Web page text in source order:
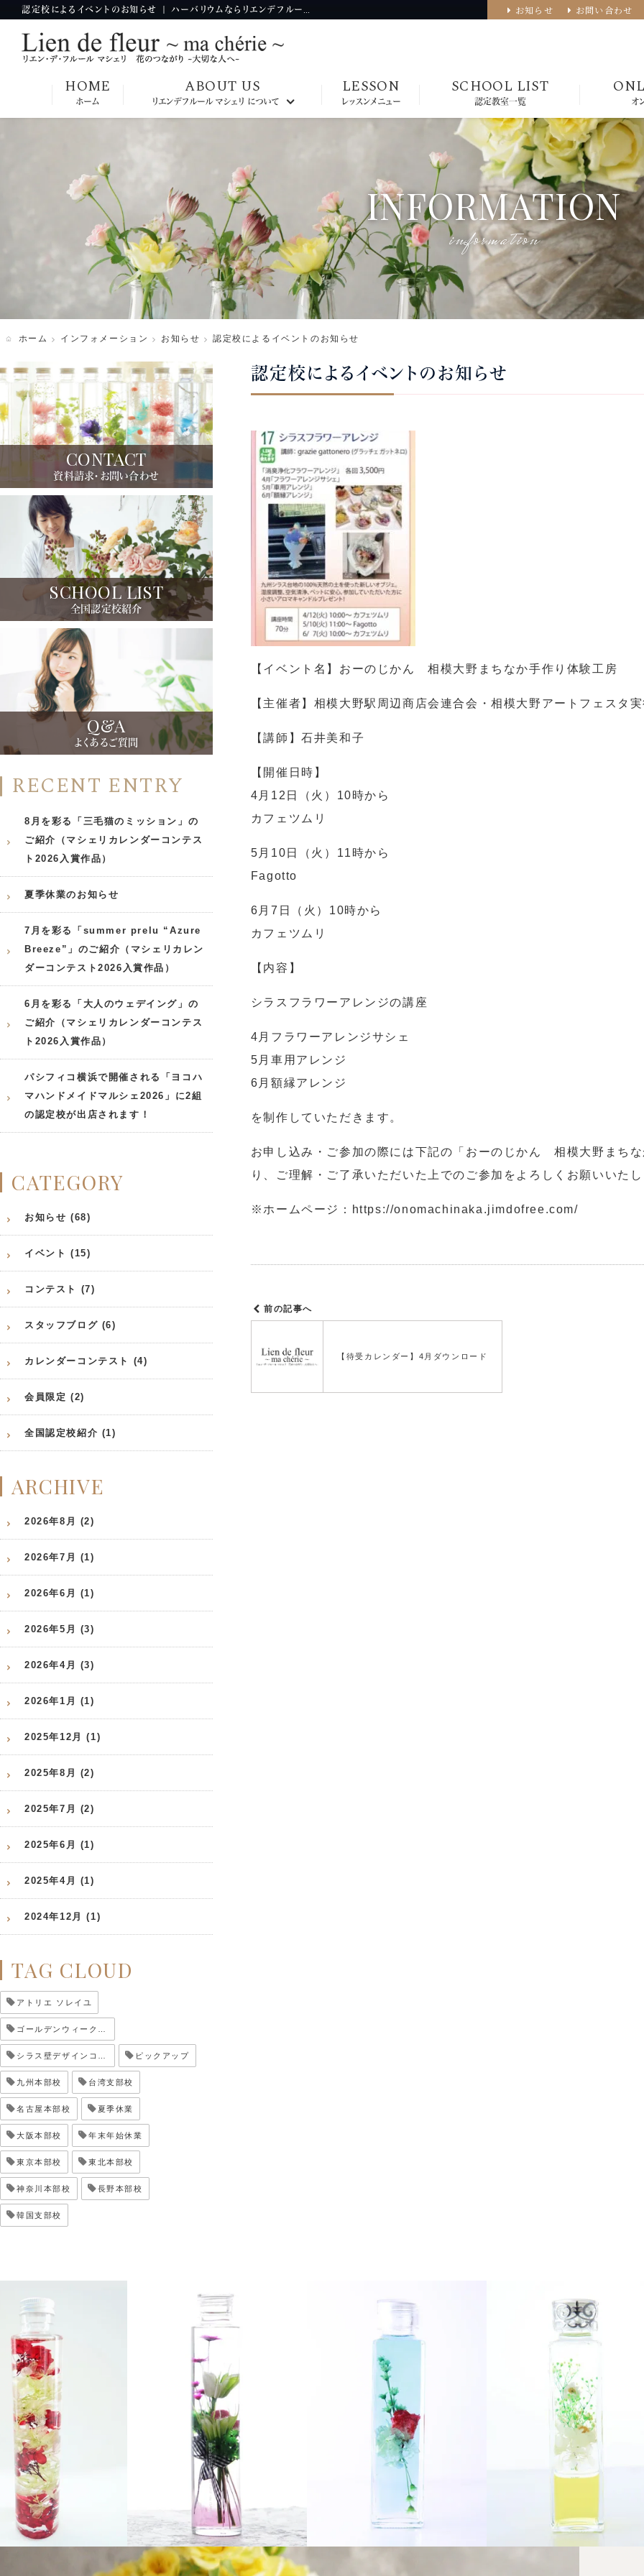
お知らせ お問い合わせ
HOME
ホーム
ABOUT US
リエンデフルール マシェリ について
大阪本部校
神奈川本部校
東京本部校
韓国本部校
台湾本部校
LESSON
レッスンメニュー
SCHOOL LIST
認定教室一覧 オ
INFORMATION
information
ホーム インフォメーション お知らせ 認定校によるイベントのお知らせ
認定校によるイベントのお知らせ
【イベント名】おーのじかん 相模大野まちなか手作り体験工房
【主催者】相模大野駅周辺商店会連合会・相模大野アートフェスタ
【講師】石井美和子
【開催日時】
4 月 12 日（火） 10時から
カフェツムリ
5 月 10 日（火） 11 時から
Fagotto
6 月7 日（火） 10時から
カフェツムリ
【内容】
シラスフラワーアレンジの講座
4 月フラワーアレンジサシェ
5 月車用アレンジ
6 月額縁アレンジ
を制作していただきます。
お申し込み・ご参加の際には下記の「おーのじかん 相模大野まち
り、ご理解・ご了承いただいた上でのご参加をよろしくお願いいた
※ ホームページ： https://onomachinaka.jimdofree.com/
前の記事へ
【待受カレンダー】4月ダウンロード
CONTACT
資料請求・お問い合わせ
SCHOOL LIST
全国認定校紹介
Q&A
よくあるご質問
RECENT ENTRY
8月を彩る「三毛猫のミッション」の
ご紹介（マシェリカレンダーコンテス
ト2026入賞作品）
夏季休業のお知らせ
7月を彩る「summer prelu “Azure
Breeze”」のご紹介（マシェリカレン
ダーコンテスト2026入賞作品）
6月を彩る「大人のウェデイング」の
ご紹介（マシェリカレンダーコンテス
ト2026入賞作品）
パシフィコ横浜で開催される「ヨコハ
マハンドメイドマルシェ2026」に2組
の認定校が出店されます！
CATEGORY
お知らせ (68)
イベント (15)
コンテスト (7)
スタッフブログ (6)
カレンダーコンテスト (4)
会員限定 (2)
全国認定校紹介 (1)
ARCHIVE
2026年8月 (2)
2026年7月 (1)
2026年6月 (1)
2026年5月 (3)
2026年4月 (3)
2026年1月 (1)
2025年12月 (1)
2025年8月 (2)
2025年7月 (2)
2025年6月 (1)
2025年4月 (1)
2024年12月 (1)
TAG CLOUD
アトリエ ソレイユ
ゴールデンウィーク休業
シラス壁デザインコンテスト ピックアップ
九州本部校 台湾支部校
名古屋本部校 夏季休業
大阪本部校 年末年始休業
東京本部校 東北本部校
神奈川本部校 長野本部校
韓国支部校